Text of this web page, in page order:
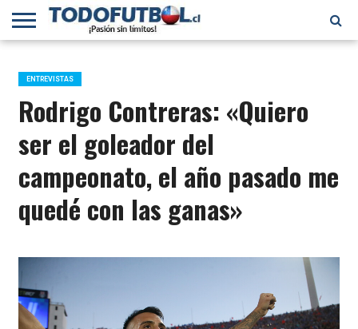
PRIMERA
B
SELECCIÓN
CHILENA
CHILENOS
EN EL
MUNDO
FÚTBOL
INTERNACIONAL
ENTREVISTAS
Rodrigo Contreras: «Quiero
ser el goleador del
campeonato, el año pasado me
quedé con las ganas»